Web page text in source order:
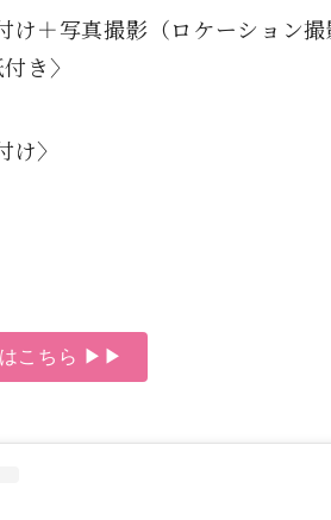
け＋写真撮影（ロケーション
き〉
け〉
はこちら ▶▶